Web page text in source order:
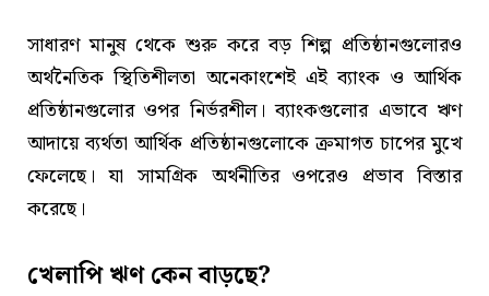
সাধারণ মানুষ থেকে শুরু করে বড় শিল্প প্রতিষ্ঠানগুলোরও
অর্থনৈতিক স্থিতিশীলতা অনেকাংশেই এই ব্যাংক ও আর্থিক
প্রতিষ্ঠানগুলোর ওপর নির্ভরশীল। ব্যাংকগুলোর এভাবে ঋণ
আদায়ে ব্যর্থতা আর্থিক প্রতিষ্ঠানগুলোকে ক্রমাগত চাপের মুখে
ফেলেছে। যা সামগ্রিক অর্থনীতির ওপরেও প্রভাব বিস্তার
করেছে।
খেলাপি ঋণ কেন বাড়ছে?